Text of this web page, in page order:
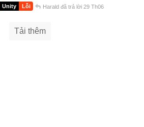
Unity Lỗi Harald đã trả lời 29 Th06
Tải thêm